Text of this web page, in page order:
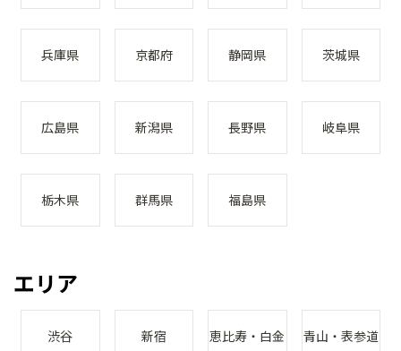
兵庫県 京都府 静岡県 茨城県
広島県 新潟県 長野県 岐阜県
栃木県 群馬県 福島県
エリア
渋谷 新宿 恵比寿・白金 青山・表参道